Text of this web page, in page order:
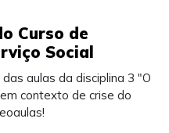
Curso de
Social
aulas da disciplina 3 "O
contexto de crise do